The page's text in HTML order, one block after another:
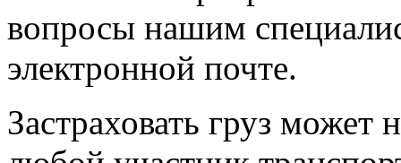
вопросы нашим
электронной почте.
Застраховать груз может